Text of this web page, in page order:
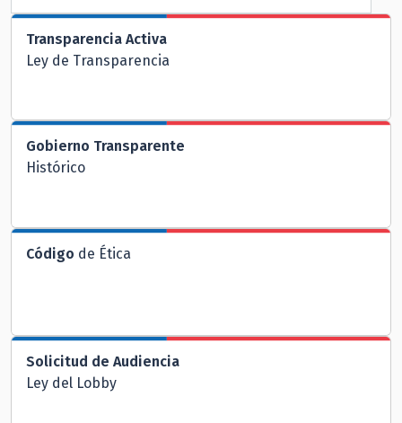
Transparencia Activa
Ley de Transparencia
Gobierno Transparente
Histórico
Código de Ética
Solicitud de Audiencia
Ley del Lobby